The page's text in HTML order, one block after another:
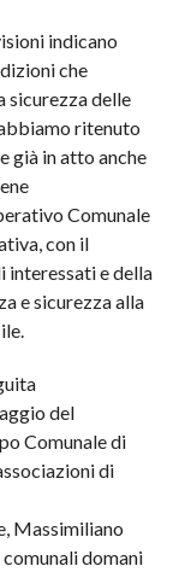
indicano
che
sicurezza delle
ritenuto
già in atto anche
Comunale
con il
e della
e sicurezza alla
del
Comunale di
di
Massimiliano
domani